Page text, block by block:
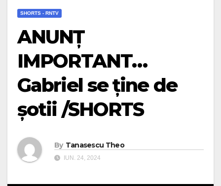
SHORTS - RNTV
ANUNȚ
IMPORTANT…
Gabriel se ține de
șotii /SHORTS
By Tanasescu Theo
IUN. 24, 2024